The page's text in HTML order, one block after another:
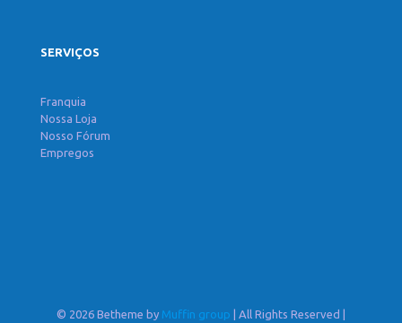
SERVIÇOS
Franquia
Nossa Loja
Nosso Fórum
Empregos
© 2026 Betheme by Muffin group | All Rights Reserved |